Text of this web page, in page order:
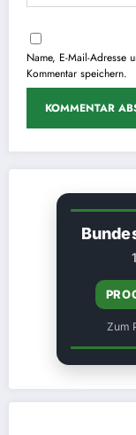
Name, E-Mail-Adresse
Kommentar speichern.
Zum